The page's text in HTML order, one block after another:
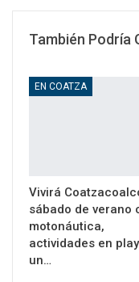
También Podría
EN COATZA
Vivirá
sábado de verano
motonáutica,
actividades en
un…